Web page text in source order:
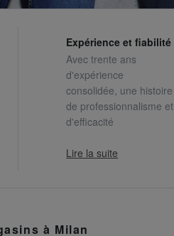
Expérience et fiabilité
Avec trente ans
d'expérience
consolidée, une histoire
de professionnalisme et
d'efficacité
Lire la suite
à Milan